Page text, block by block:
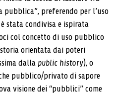
pubblica”, preferendo per l’uso
è stata condivisa e ispirata
col concetto di uso pubblico
orientata dai poteri
dalla public history), o
pubblico/privato di sapore
visione dei “pubblici” come